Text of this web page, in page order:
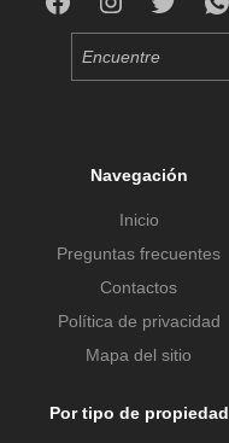
Navegación
Inicio
Preguntas frecuentes
Contactos
Política de privacidad
Mapa del sitio
Por tipo de propiedad